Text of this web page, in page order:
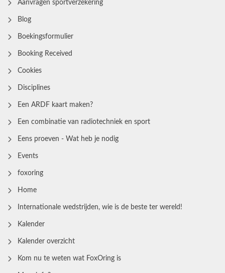
Aanvragen sportverzekering
Blog
Boekingsformulier
Booking Received
Cookies
Disciplines
Een ARDF kaart maken?
Een combinatie van radiotechniek en sport
Eens proeven - Wat heb je nodig
Events
foxoring
Home
Internationale wedstrijden, wie is de beste ter wereld!
Kalender
Kalender overzicht
Kom nu te weten wat FoxOring is